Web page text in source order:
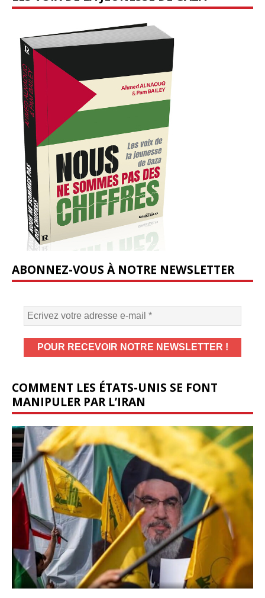
ABONNEZ-VOUS À NOTRE NEWSLETTER
COMMENT LES ÉTATS-UNIS SE FONT
MANIPULER PAR L’IRAN